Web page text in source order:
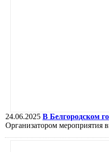
24.06.2025 В Белгородском
Организатором